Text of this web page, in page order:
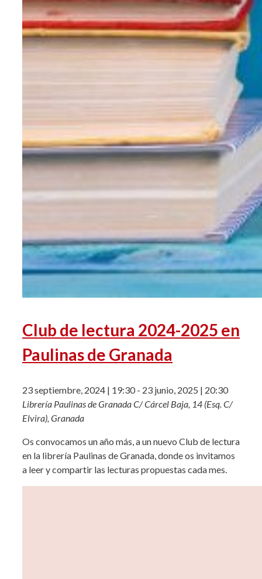
Club de lectura 2024-2025 en
Paulinas de Granada
23 septiembre, 2024 | 19:30- 23 junio, 2025 | 20:30
Librería Paulinas de GranadaC/ Cárcel Baja, 14 (Esq. C/
Elvira), Granada
Os convocamos un año más, a un nuevo Club de lectura
en la librería Paulinas de Granada, donde os invitamos
a leer y compartir las lecturas propuestas cada mes.